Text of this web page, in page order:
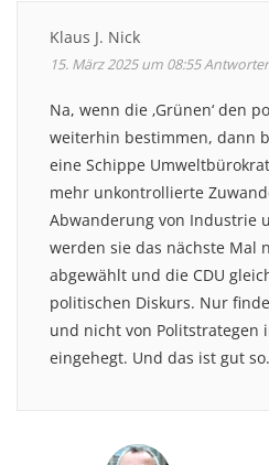
Klaus J. Nick
15. März 2025 um 08:55
Na, wenn die ‚Grünen‘ den
weiterhin bestimmen, dann
eine Schippe
mehr unkontrollierte
Abwanderung von Industrie
werden sie das nächste Mal
abgewählt und die CDU
politischen Diskurs. Nur
und nicht von Politstrategen
eingehegt. Und das ist gut so.